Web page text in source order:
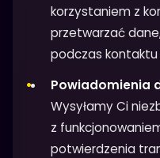
korzystaniem z
przetwarzać
podczas kontaktu
Powiadomienia
Wysyłamy Ci
z
potwierdzenia